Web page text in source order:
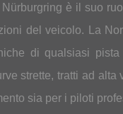
è il suo
del veicolo. La
di qualsiasi pista
strette, tratti ad alta
sia per i piloti